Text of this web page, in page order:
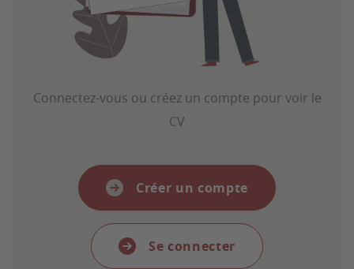
Connectez-vous ou créez un compte pour voir le
CV
Créer un compte
Se connecter